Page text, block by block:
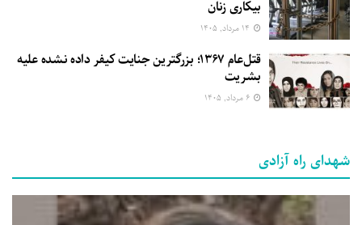
بیکاری زنان
قتل‌عام ۱۳۶۷؛ بزرگترین جنایت کیفر داده نشده علیه
بشریت
شهدای راه آزادی